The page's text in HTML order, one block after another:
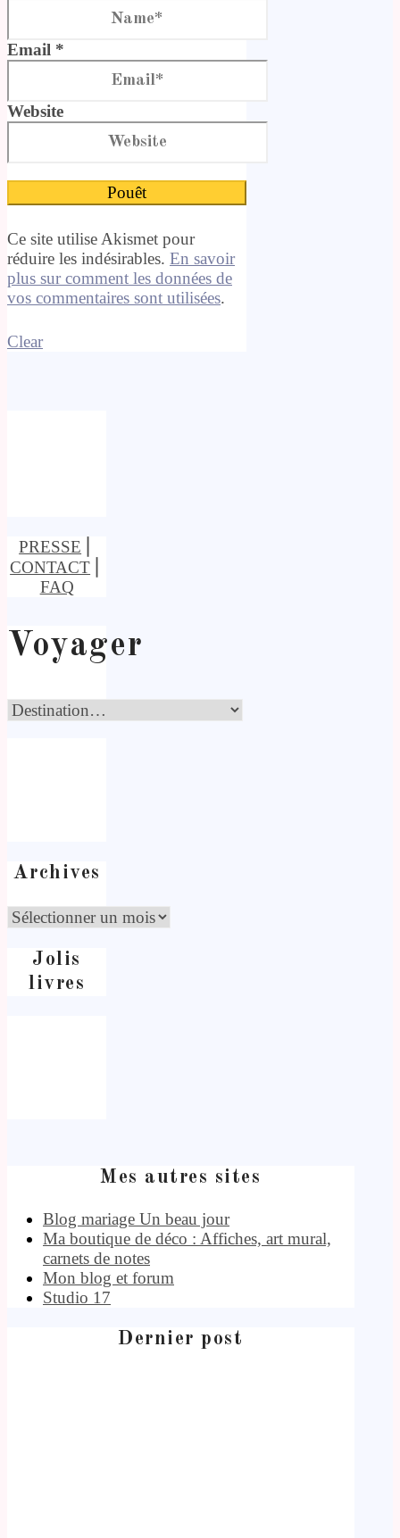
Email *
Website
Ce site utilise Akismet pour
réduire les indésirables. En savoir
plus sur comment les données de
vos commentaires sont utilisées.
Clear
PRESSE
CONTACT
FAQ
Voyager
Archives
Jolis
livres
Mes autres sites
Blog mariage Un beau jour
Ma boutique de déco : Affiches, art mural,
carnets de notes
Mon blog et forum
Studio 17
Dernier post